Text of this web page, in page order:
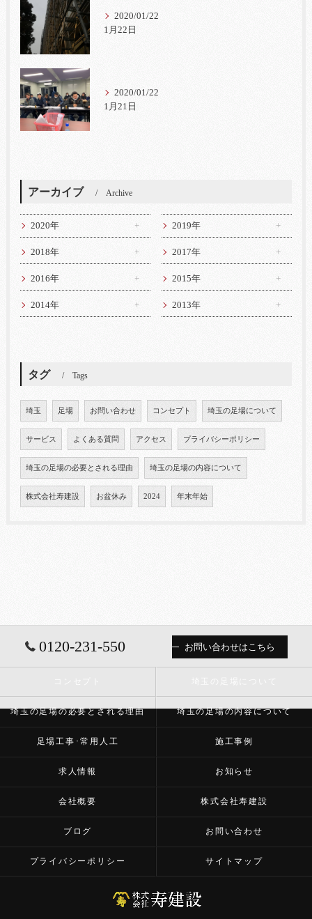
2020/01/22
1月22日
2020/01/22
1月21日
アーカイブ Archive
2020年 2019年
2018年 2017年
2016年 2015年
2014年 2013年
タグ Tags
埼玉 足場 お問い合わせ コンセプト 埼玉の足場について
サービス よくある質問 アクセス プライバシーポリシー
埼玉の足場の必要とされる理由 埼玉の足場の内容について
株式会社寿建設 お盆休み 2024 年末年始
0120-231-550 お問い合わせはこちら
埼玉の足場の必要とされる理由 埼玉の足場の内容について
足場工事･常用人工 施工事例
求人情報 お知らせ
会社概要 株式会社寿建設
ブログ お問い合わせ
プライバシーポリシー サイトマップ